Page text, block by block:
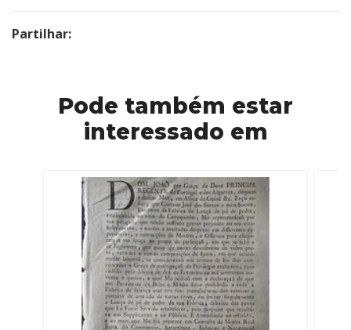
Partilhar:
Pode também estar
interessado em